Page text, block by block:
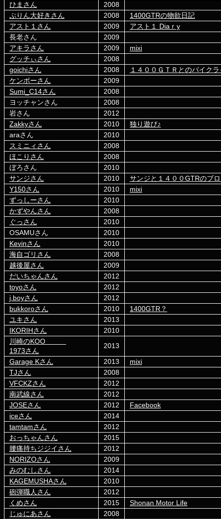
ひまさん
2008
ぷりん大好きさん
2008
1400GTRの物欲日記
アスト１さん
2009
アスト１ Diaｒy
長老さん
2009
アキラさん
2009
mixi
グッチぃさん
2008
goichiさん
2008
１４００ＧＴＲとのバイク
ケンボーさん
2009
Sumi_C14さん
2008
ヨッチャンさん
2008
岩さん
2012
Zakkyさん
2010
独り遊び♪
araさん
2010
スミニィさん
2008
ほこりさん
2008
ぼろさん
2010
サンジさん
2010
サンジと１４００GTRのブ
Y150さん
2010
mixi
ずっしーさん
2010
かずやんさん
2008
ぐっさん
2010
OSAMUさん
2010
Kevinさん
2010
海自ゴリさん
2008
越後屋さん
2009
だいちゃんさん
2012
toyoさん
2012
j.boyさん
2012
bukkoroさん
2010
1400GTR？
ユキさん
2013
IKORIHさん
2010
川崎のKOO
1973さん
2013
Garage Kさん
2013
mixi
TJさん
2008
VFCKZさん
2012
南武線さん
2012
JOSEさん
2012
Facebook
iceさん
2014
tamtamさん
2012
おっちゃんさん
2015
腰痛持ちジジイさん
2012
NORIZOさん
2009
みのむしさん
2014
KAGEMUSHAさん
2010
砲弾職人さん
2012
くめさん
2015
Shonan Motor Life
じゅにあさん
2008